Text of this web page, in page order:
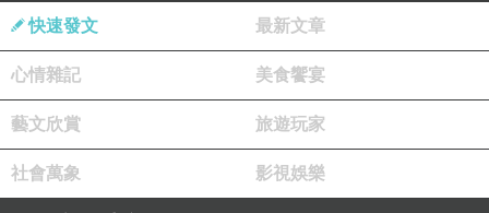
務必聽從專業中醫師的，配合療程才有效果
而桃園廣和與廣仁堂中醫診所的治療步驟分為兩
個階段：
1.首先他會先了解我整個身體狀態，並且會反覆
確認患者體質狀態與平常飲食狀況，並會囑咐這
快速發文 最新文章
心情雜記 美食饗宴
藝文欣賞 旅遊玩家
社會萬象 影視娛樂